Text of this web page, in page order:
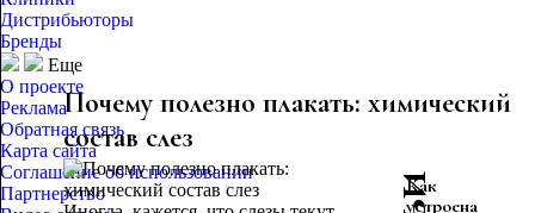
Дистрибьюторы
Бренды
Еще
О проекте
Реклама
Обратная связь
Карта сайта
Соглашение об использовании
Партнерство
Почему полезно плакать: химический
состав слез
Как
устроена